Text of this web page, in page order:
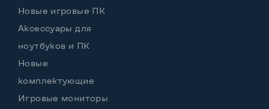
Особенности
Комплектация: системный блок, кабель питания
Новые игровые ПК
Аксессуары для
ноутбуков и ПК
Новые
комплектующие
Игровые мониторы